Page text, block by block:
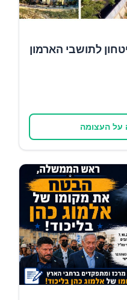
לתושבי הארמון
על העצומה